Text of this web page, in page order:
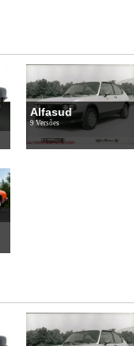
Alfasud
9 Versões